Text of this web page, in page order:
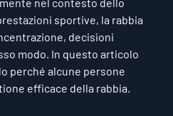
sportive, la rabbia
decisioni
modo. In questo articolo
perché alcune persone
efficace della rabbia.